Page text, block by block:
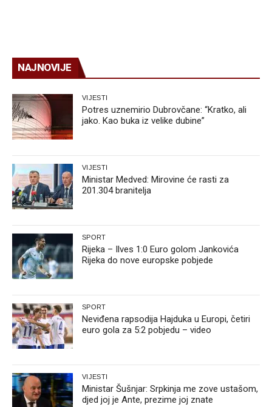
NAJNOVIJE
VIJESTI
Potres uznemirio Dubrovčane: “Kratko, ali
jako. Kao buka iz velike dubine”
VIJESTI
Ministar Medved: Mirovine će rasti za
201.304 branitelja
SPORT
Rijeka – Ilves 1:0 Euro golom Jankovića
Rijeka do nove europske pobjede
SPORT
Neviđena rapsodija Hajduka u Europi, četiri
euro gola za 5:2 pobjedu – video
VIJESTI
Ministar Šušnjar: Srpkinja me zove ustašom,
djed joj je Ante, prezime joj znate